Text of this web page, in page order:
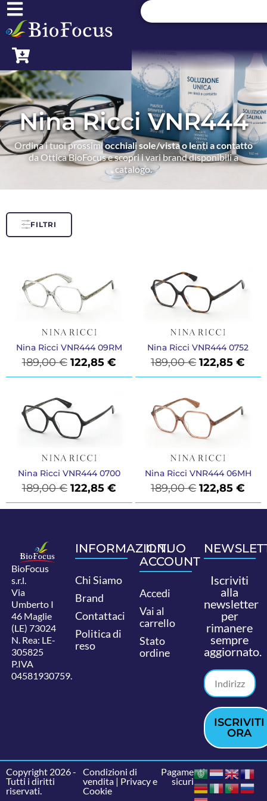
Nina Ricci VNR444
Ordina i tuoi prossimiocchiali sole/vista o lenti a contatto
da Ottica BioFocus e scopri i vari brand disponibili a
catalogo.
FILTRI
Nina Ricci VNR444 09RM
189,00€ 122,85 €
Nina Ricci VNR444 0752
189,00€ 122,85€
Nina Ricci VNR444 0700
189,00€ 122,85 €
Nina Ricci VNR444 06MH
189,00€ 122,85€
BioFocus
s.r.l.
Via
Umberto I
46 Maglie
(LE) 73024
N. Rea: LE-
305825
P.IVA
04581930759.
INFORMAZIONI
Chi Siamo
Brand
Contattaci
Politica di
reso
IL TUO
ACCOUNT
Accedi
Vai al
carrello
Stato
ordine
Iscriviti
alla
newsletter
per
rimanere
sempre
aggiornato.
ISCRIVITI
ORA
Copyright 2026 -
Tutti i diritti
riservati.
Condizioni di
vendita| Privacy e
Cookie
Pagamenti
sicuri